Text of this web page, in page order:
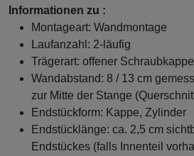
Informationen zu :
Montageart: Wandmontage
Laufanzahl: 2-läufig
Trägerart: offener
Wandabstand: 8 / 13 cm
zur Mitte der Stange
Endstückform: Kappe, Zylinder
Endstücklänge: ca. 2,5 cm
Endstückes (falls Innenteil